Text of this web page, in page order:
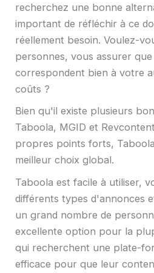
recherchez une bonne
important de réfléchir à ce
réellement besoin. Voulez-
personnes, vous assurer
correspondent bien à votre
coûts ?
Bien qu'il existe plusieurs
Taboola, MGID et
propres points forts,
meilleur choix global.
Taboola est facile à utiliser,
différents types d'annonces
un grand nombre de
excellente option pour la
qui recherchent une plate-
efficace pour que leur